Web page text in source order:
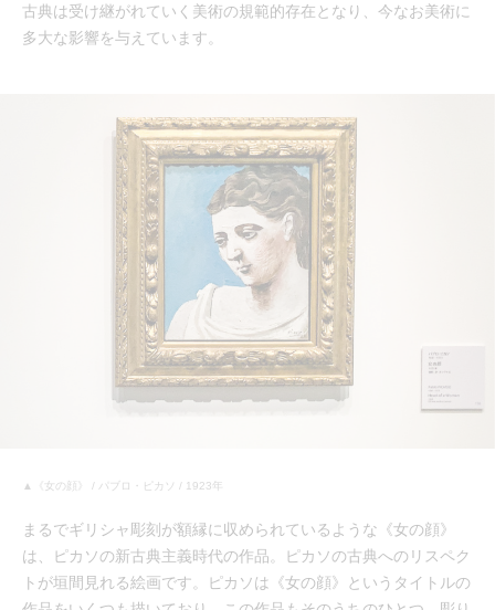
古典は受け継がれていく美術の規範的存在となり、今なお美術に
多大な影響を与えています。
▲《女の顔》 / パブロ・ピカソ / 1923年
まるでギリシャ彫刻が額縁に収められているような《女の顔》
は、ピカソの新古典主義時代の作品。ピカソの古典へのリスペク
トが垣間見れる絵画です。ピカソは《女の顔》というタイトルの